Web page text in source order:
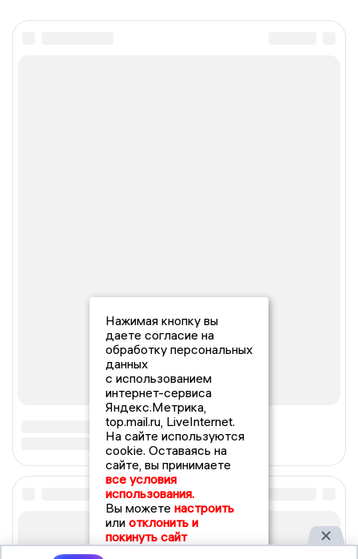
Нажимая кнопку вы
даете согласие на
обработку персональных
данных
с использованием
интернет-сервиса
Яндекс.Метрика,
top.mail.ru, LiveInternet.
На сайте используются
cookie. Оставаясь на
сайте, вы принимаете
все условия
использования.
Вы можете настроить
или отклонить и
покинуть сайт